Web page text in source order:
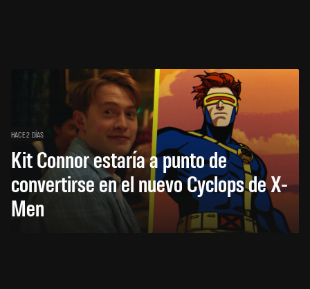
HACE 2 DÍAS
Kit Connor estaría a punto de
convertirse en el nuevo Cyclops de X-
Men